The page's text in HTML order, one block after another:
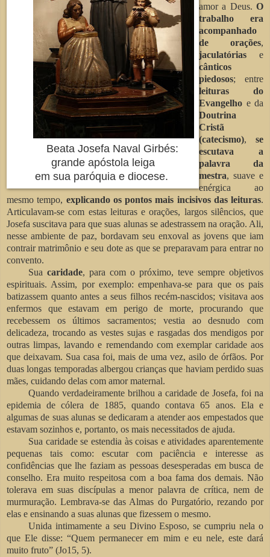
Beata Josefa Naval Girbés:
grande apóstola leiga
em sua paróquia e diocese.
amor a Deus. O
trabalho era
acompanhado
de orações,
jaculatórias e
cânticos
piedosos; entre
leituras do
Evangelho e da
Doutrina
Cristã
(catecismo), se
escutava a
palavra da
mestra, suave e
enérgica ao
mesmo tempo, explicando os pontos mais incisivos das leituras.
Articulavam-se com estas leituras e orações, largos silêncios, que
Josefa suscitava para que suas alunas se adestrassem na oração. Ali,
nesse ambiente de paz, bordavam seu enxoval as jovens que iam
contrair matrimônio e seu dote as que se preparavam para entrar no
convento.
Sua caridade, para com o próximo, teve sempre objetivos
espirituais. Assim, por exemplo: empenhava-se para que os pais
batizassem quanto antes a seus filhos recém-nascidos; visitava aos
enfermos que estavam em perigo de morte, procurando que
recebessem os últimos sacramentos; vestia ao desnudo com
delicadeza, trocando as vestes sujas e rasgadas dos mendigos por
outras limpas, lavando e remendando com exemplar caridade aos
que deixavam. Sua casa foi, mais de uma vez, asilo de órfãos. Por
duas longas temporadas albergou crianças que haviam perdido suas
mães, cuidando delas com amor maternal.
Quando verdadeiramente brilhou a caridade de Josefa, foi na
epidemia de cólera de 1885, quando contava 65 anos. Ela e
algumas de suas alunas se dedicaram a atender aos empestados que
estavam sozinhos e, portanto, os mais necessitados de ajuda.
Sua caridade se estendia às coisas e atividades aparentemente
pequenas tais como: escutar com paciência e interesse as
confidências que lhe faziam as pessoas desesperadas em busca de
conselho. Era muito respeitosa com a boa fama dos demais. Não
tolerava em suas discípulas a menor palavra de crítica, nem de
murmuração. Lembrava-se das Almas do Purgatório, rezando por
elas e ensinando a suas alunas que fizessem o mesmo.
Unida intimamente a seu Divino Esposo, se cumpriu nela o
que Ele disse: “Quem permanecer em mim e eu nele, este dará
muito fruto” (Jo15, 5).